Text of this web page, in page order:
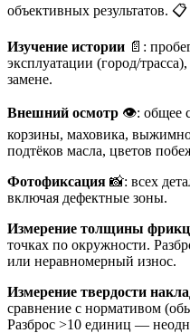
объективных результатов. 📋
Изучение истории 📄:
эксплуатации (город/
замене.
Внешний осмотр 👁️: общее
корзины, маховика,
подтёков масла, цветов
Фотофиксация 📸: всех
включая дефектные зоны.
Измерение толщины
точках по окружности.
или неравномерный износ.
Измерение твердости
сравнение с нормативом
Разброс >10 единиц —